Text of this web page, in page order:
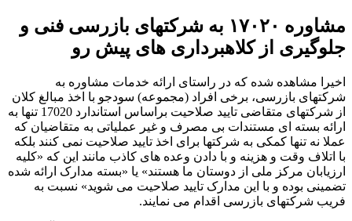
مشاوره ۱۷۰۲۰ به شرکتهای بازرسی فنی و
جلوگیری از کلاهبرداری های پیش رو
اخیرا مشاهده شده که در راستای ارائه خدمات مشاوره به
شرکتهای بازرسی، برخی افراد (مجموعه) سودجو با اخذ مبالغ کلان
از شرکتهای متقاضی تایید صلاحیت براساس استاندارد 17020 تنها به
ارائه بسته ای مستندات بی مصرف و غیر عملیاتی به متقاضیان که
عملا نه تنها کمکی به شرکتها برای اخذ تایید صلاحیت نمی کنند بلکه
با اتلاف وقت و هزینه و با دادن وعده های کاذب مانند این که «کلیه
ارزیابان مرکز ملی از دوستان ما هستند» یا «بسته مدارک ارائه شده
تضمینی بوده و با این مدارک تایید صلاحیت می شوید» نسبت به
فریب شرکتهای بازرسی اقدام می نمایند.